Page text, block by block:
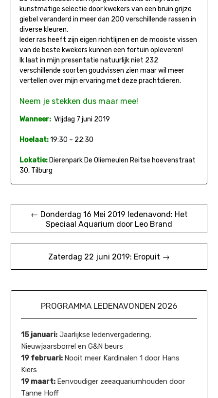
kunstmatige selectie door kwekers van een bruin grijze
giebel veranderd in meer dan 200 verschillende rassen in
diverse kleuren.
Ieder ras heeft zijn eigen richtlijnen en de mooiste vissen
van de beste kwekers kunnen een fortuin opleveren!
Ik laat in mijn presentatie natuurlijk niet 232
verschillende soorten goudvissen zien maar wil meer
vertellen over mijn ervaring met deze prachtdieren.
N eem je stekken dus maar mee!
Wanneer:Vrijdag 7 juni 2019
Hoelaat:19:30 – 22:30
Lokatie:Dierenpark De Oliemeulen Reitse hoevenstraat
30, Tilburg
Bericht
navigatie
← Donderdag 16 Mei 2019 ledenavond: Het
Speciaal Aquarium door Leo Brand
Zaterdag 22 juni 2019: Eropuit →
PROGRAMMA LEDENAVONDEN 2026
15 januari: Jaarlijkse ledenvergadering,
Nieuwjaarsborrel en G&N beurs
19 februari: Nooit meer Kardinalen 1 door Hans
Kiers
19 maart: Eenvoudiger zeeaquariumhouden door
Tanne Hoff